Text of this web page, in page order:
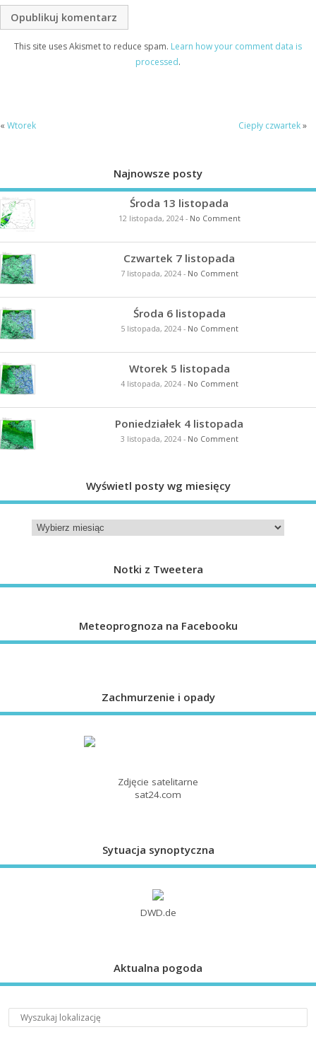
This site uses Akismet to reduce spam. Learn how your comment data is
processed.
« Wtorek Ciepły czwartek»
Najnowsze posty
Środa 13 listopada
12 listopada, 2024- No Comment
Czwartek 7 listopada
7 listopada, 2024- No Comment
Środa 6 listopada
5 listopada, 2024- No Comment
Wtorek 5 listopada
4 listopada, 2024- No Comment
Poniedziałek 4 listopada
3 listopada, 2024- No Comment
Wyświetl posty wg miesięcy
Notki z Tweetera
Meteoprognoza na Facebooku
Zachmurzenie i opady
Zdjęcie satelitarne
sat24.com
Sytuacja synoptyczna
DWD.de
Aktualna pogoda